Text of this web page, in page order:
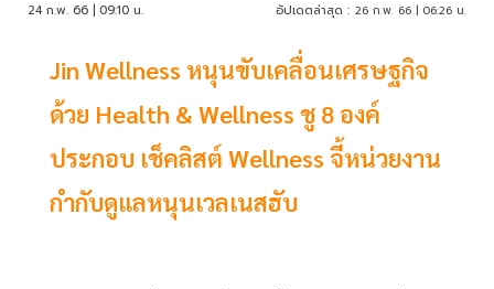
24 ก.พ. 66 | 09:10 น. อัปเดตล่าสุด : 26 ก.พ. 66 | 06:26 น.
Jin Wellness หนุนขับเคลื่อนเศรษฐกิจ
ด้วย Health & Wellness ชู 8 องค์
ประกอบ เช็คลิสต์ Wellness จี้หน่วยงาน
กำกับดูแลหนุนเวลเนสฮับ